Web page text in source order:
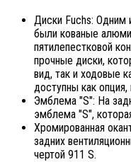
Диски Fuchs: Одним
были кованые
пятилепестковой
прочные диски,
вид, так и ходовые
доступны как опция,
Эмблема "S": На
эмблема "S",
Хромированная
задних
чертой 911 S.